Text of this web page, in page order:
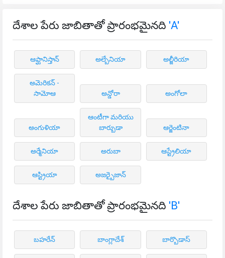
దేశాల పేరు జాబితాతో ప్రారంభమైనది 'A'
ఆఫ్ఘానిస్తాన్ అల్బేనియా అల్జీరియా
అమెరికన్ -
సామోఆ
అన్డోరా అంగోలా
అంగుళియా
ఆంటీగా మరియు
బార్బుడా
ఆర్జెంటినా
అర్మేనియా అరుబా ఆస్ట్రేలియా
ఆస్ట్రియా అజర్బైజాన్
దేశాల పేరు జాబితాతో ప్రారంభమైనది 'B'
బహరేన్ బాంగ్లాదేశ్ బార్బొడాస్